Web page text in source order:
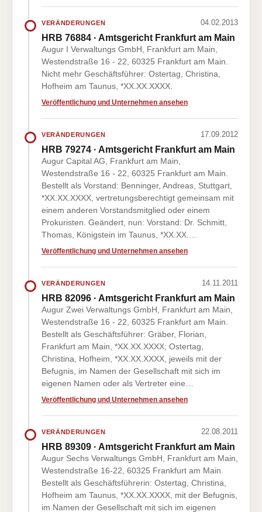
VERÄNDERUNGEN 04.02.2013
HRB 76884 · Amtsgericht Frankfurt am Main
Augur I Verwaltungs GmbH, Frankfurt am Main,
Westendstraße 16 - 22, 60325 Frankfurt am Main.
Nicht mehr Geschäftsführer: Ostertag, Christina,
Hofheim am Taunus, *XX.XX.XXXX.
Veröffentlichung und Unternehmen ansehen
VERÄNDERUNGEN 17.09.2012
HRB 79274 · Amtsgericht Frankfurt am Main
Augur Capital AG, Frankfurt am Main,
Westendstraße 16 - 22, 60325 Frankfurt am Main.
Bestellt als Vorstand: Benninger, Andreas, Stuttgart,
*XX.XX.XXXX, vertretungsberechtigt gemeinsam mit
einem anderen Vorstandsmitglied oder einem
Prokuristen. Geändert, nun: Vorstand: Dr. Schmitt,
Thomas, Königstein im Taunus, *XX.XX.…
Veröffentlichung und Unternehmen ansehen
VERÄNDERUNGEN 14.11.2011
HRB 82096 · Amtsgericht Frankfurt am Main
Augur Zwei Verwaltungs GmbH, Frankfurt am Main,
Westendstraße 16 - 22, 60325 Frankfurt am Main.
Bestellt als Geschäftsführer: Gräber, Florian,
Frankfurt am Main, *XX.XX.XXXX; Ostertag,
Christina, Hofheim, *XX.XX.XXXX, jeweils mit der
Befugnis, im Namen der Gesellschaft mit sich im
eigenen Namen oder als Vertreter eine…
Veröffentlichung und Unternehmen ansehen
VERÄNDERUNGEN 22.08.2011
HRB 89309 · Amtsgericht Frankfurt am Main
Augur Sechs Verwaltungs GmbH, Frankfurt am Main,
Westendstraße 16-22, 60325 Frankfurt am Main.
Bestellt als Geschäftsführerin: Ostertag, Christina,
Hofheim am Taunus, *XX.XX.XXXX, mit der Befugnis,
im Namen der Gesellschaft mit sich im eigenen